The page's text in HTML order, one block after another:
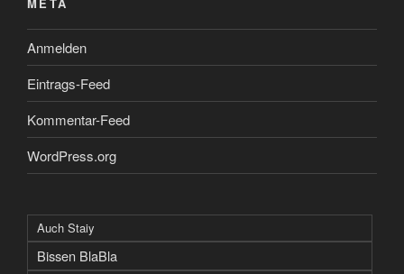
Anmelden
Eintrags-Feed
Kommentar-Feed
WordPress.org
Auch Staiy
Bissen BlaBla